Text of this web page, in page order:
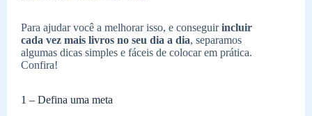
Para ajudar você a melhorar isso, e conseguirincluir
cada vez mais livros no seu dia a dia, separamos
algumas dicas simples e fáceis de colocar em prática.
Confira!
1 – Defina uma meta